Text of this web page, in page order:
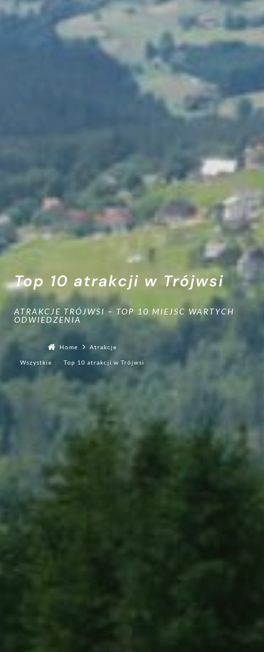
OFERTY
SPECJALNE
POKOJE
RESTAURACJA
PARK WODNY
ATRAKCJE
GALERIA
KONTAKT
Dzieci
Narty
Biznes
Wesela i przyjęcia
Imprezy
Otwarcie lato 2026
Saunarium
200m od kompleksu
Pensjonat
Top 10 atrakcji w Trójwsi
ATRAKCJE TRÓJWSI – TOP 10 MIEJSC WARTYCH
ODWIEDZENIA
Home Atrakcje
Wszystkie Top 10 atrakcji w Trójwsi